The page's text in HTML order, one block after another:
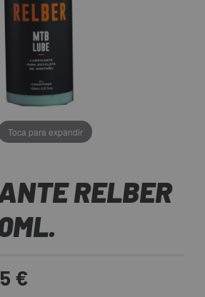
Toca para expandir
RELBER
€